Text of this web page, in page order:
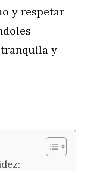
y respetar
y